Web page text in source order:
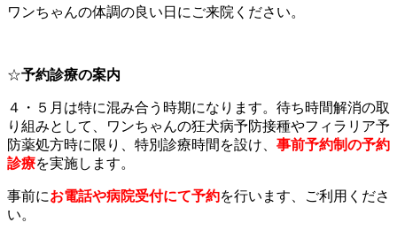
ワンちゃんの体調の良い日にご来院ください。
☆予約診療の案内
４・５月は特に混み合う時期になります。待ち時間解消の取
り組みとして、ワンちゃんの狂犬病予防接種やフィラリア予
防薬処方時に限り、特別診療時間を設け、 事前予約制の予約
診療を実施します。
事前にお電話や病院受付にて予約を行います、ご利用くださ
い。